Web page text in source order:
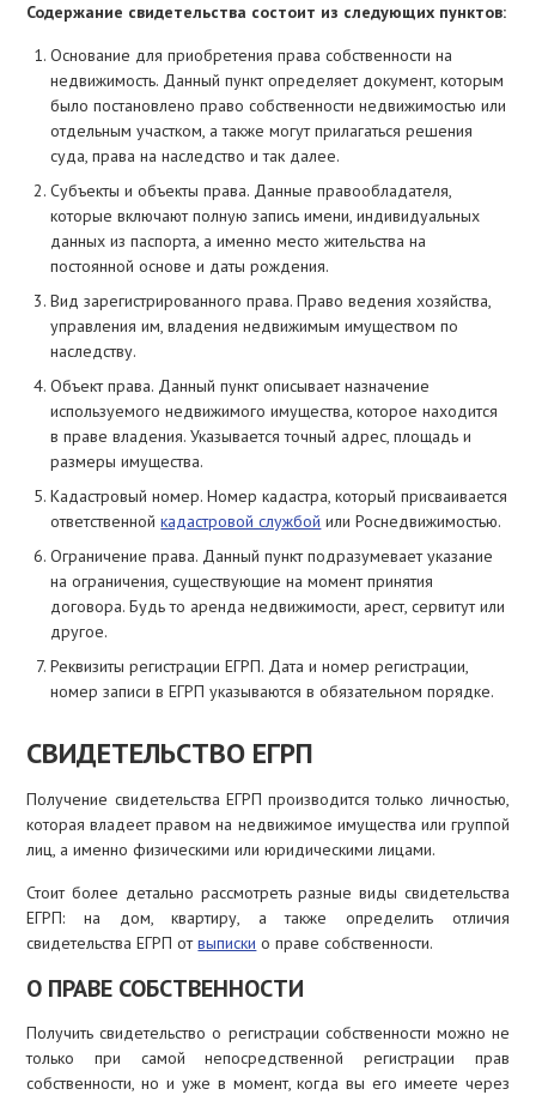
Содержание свидетельства состоит из следующих пунктов:
Основание для приобретения права собственности на
недвижимость. Данный пункт определяет документ, которым
было постановлено право собственности недвижимостью или
отдельным участком, а также могут прилагаться решения
суда, права на наследство и так далее.
Субъекты и объекты права. Данные правообладателя,
которые включают полную запись имени, индивидуальных
данных из паспорта, а именно место жительства на
постоянной основе и даты рождения.
Вид зарегистрированного права. Право ведения хозяйства,
управления им, владения недвижимым имуществом по
наследству.
Объект права. Данный пункт описывает назначение
используемого недвижимого имущества, которое находится
в праве владения. Указывается точный адрес, площадь и
размеры имущества.
Кадастровый номер. Номер кадастра, который присваивается
ответственнойкадастровой службой или Роснедвижимостью.
Ограничение права. Данный пункт подразумевает указание
на ограничения, существующие на момент принятия
договора. Будь то аренда недвижимости, арест, сервитут или
другое.
Реквизиты регистрации ЕГРП. Дата и номер регистрации,
номер записи в ЕГРП указываются в обязательном порядке.
СВИДЕТЕЛЬСТВО ЕГРП
Получение свидетельства ЕГРП производится только личностью,
которая владеет правом на недвижимое имущества или группой
лиц, а именно физическими или юридическими лицами.
Стоит более детально рассмотреть разные виды свидетельства
ЕГРП: на дом, квартиру, а также определить отличия
свидетельства ЕГРП отвыписки о праве собственности.
О ПРАВЕ СОБСТВЕННОСТИ
Получить свидетельство о регистрации собственности можно не
только при самой непосредственной регистрации прав
собственности, но и уже в момент, когда вы его имеете через